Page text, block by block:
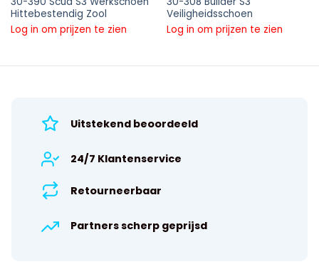
Hittebestendig Zool
Log in om prijzen te zien
Veiligheidsschoen
Log in om prijzen te zien
Uitstekend beoordeeld
24/7 Klantenservice
Retourneerbaar
Partners scherp geprijsd